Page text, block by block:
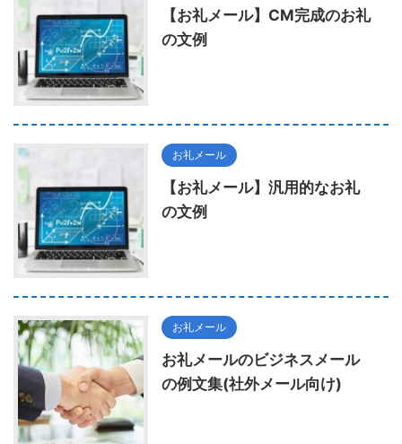
【お礼メール】CM完成のお礼
の文例
お礼メール
【お礼メール】汎用的なお礼
の文例
お礼メール
お礼メールのビジネスメール
の例文集(社外メール向け)